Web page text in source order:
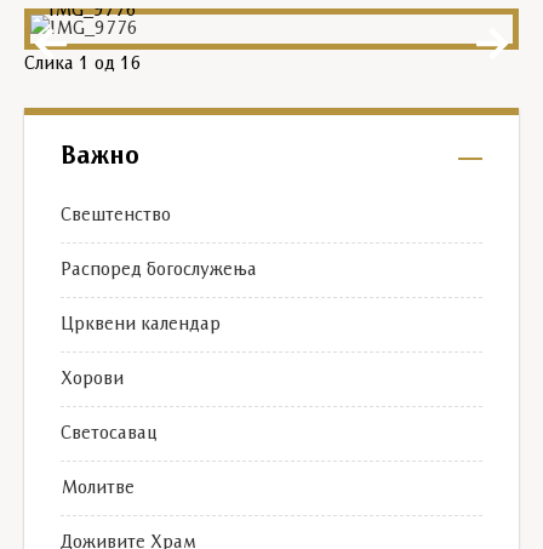
IMG_9776
Слика 1 од 16
Важно
Свештенство
Распоред богослужења
Црквени календар
Хорови
Светосавац
Молитве
Доживите Храм